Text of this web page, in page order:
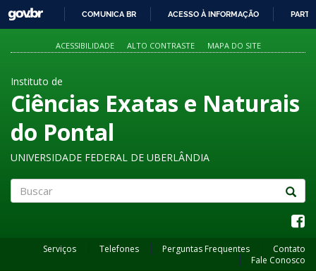
PARA
O
GOVBR
COMUNICA BR ACESSO À INFORMAÇÃO
ACESSIBILIDADE ALTO CONTRASTE MAPA DO SITE
Instituto de
Ciências Exatas e Naturais
do Pontal
UNIVERSIDADE FEDERAL DE UBERLÂNDIA
Serviços Telefones Perguntas Frequentes
Contato
Fale Conosco